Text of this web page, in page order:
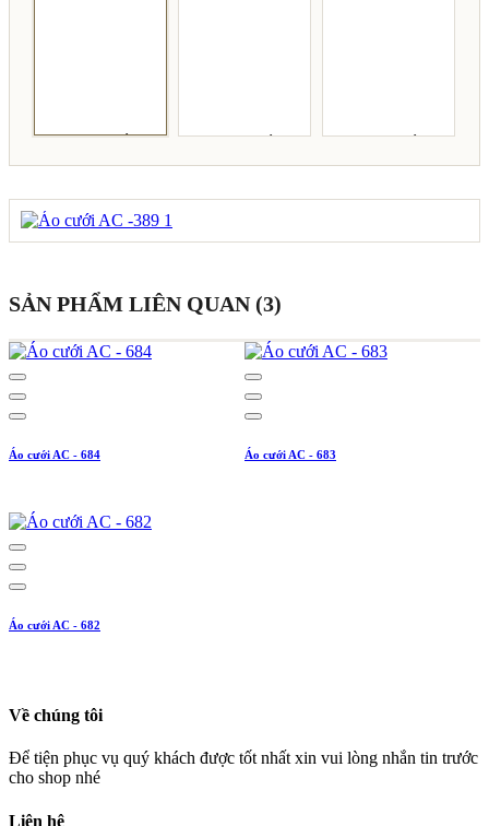
SẢN PHẨM LIÊN QUAN (3)
Áo cưới AC - 684 Áo cưới AC - 683
Áo cưới AC - 682
Về chúng tôi
Để tiện phục vụ quý khách được tốt nhất xin vui lòng nhắn tin trước
cho shop nhé
Liên hệ